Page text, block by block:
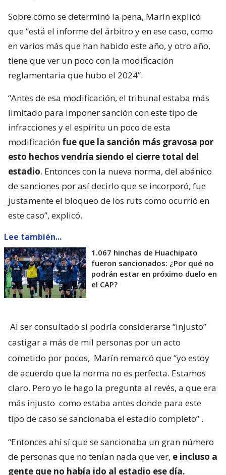
Sobre cómo se determinó la pena, Marín explicó
que “está el informe del árbitro y en ese caso, como
en varios más que han habido este año, y otro año,
tiene que ver un poco con la modificación
reglamentaria que hubo el 2024”.
“Antes de esa modificación, el tribunal estaba más
limitado para imponer sanción con este tipo de
infracciones y el espíritu un poco de esta
modificación fue que la sanción más gravosa por
esto hechos vendría siendo el cierre total del
estadio. Entonces con la nueva norma, del abánico
de sanciones por así decirlo que se incorporó, fue
justamente el bloqueo de los ruts como ocurrió en
este caso”, explicó.
Lee también...
1.067 hinchas de Huachipato
fueron sancionados: ¿Por qué no
podrán estar en próximo duelo en
el CAP?
Al ser consultado si podría considerarse “injusto”
castigar a más de mil personas por un acto
cometido por pocos, Marín remarcó que “yo estoy
de acuerdo que la norma no es perfecta. Estamos
claro. Pero yo le hago la pregunta al revés, a que era
más injusto como estaba antes donde para este
tipo de caso se sancionaba el estadio completo” .
“Entonces ahí sí que se sancionaba un gran número
de personas que no tenían nada que ver, e incluso a
gente que no había ido al estadio ese día.